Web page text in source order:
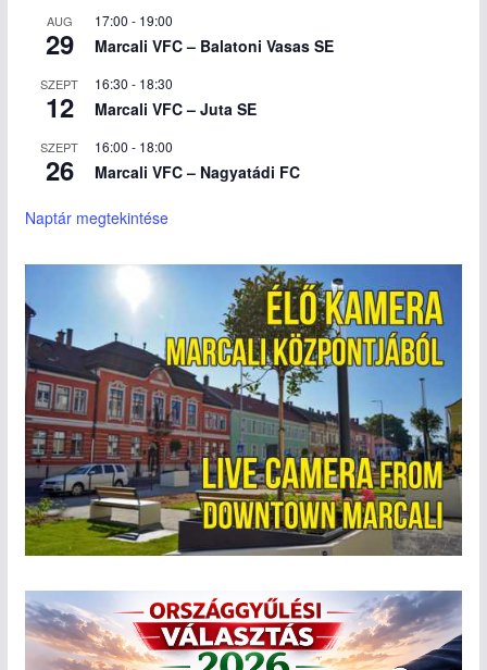
AUG
29
17:00 - 19:00
Marcali VFC – Balatoni Vasas SE
SZEPT
12
16:30 - 18:30
Marcali VFC – Juta SE
SZEPT
26
16:00 - 18:00
Marcali VFC – Nagyatádi FC
Naptár megtekintése